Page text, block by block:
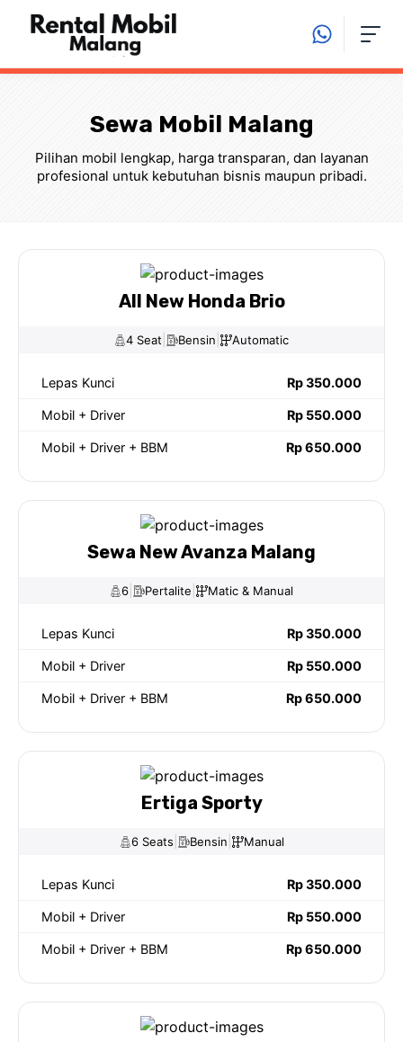
Langsung
Sewa Mobil Malang
Pilihan mobil lengkap, harga transparan, dan layanan
profesional untuk kebutuhan bisnis maupun pribadi.
All New Honda Brio
4 Seat Bensin Automatic
Lepas Kunci Rp 350.000
Mobil + Driver Rp 550.000
Mobil + Driver + BBM Rp 650.000
Sewa New Avanza Malang
6 Pertalite Matic & Manual
Lepas Kunci Rp 350.000
Mobil + Driver Rp 550.000
Mobil + Driver + BBM Rp 650.000
Ertiga Sporty
6 Seats Bensin Manual
Lepas Kunci Rp 350.000
Mobil + Driver Rp 550.000
Mobil + Driver + BBM Rp 650.000